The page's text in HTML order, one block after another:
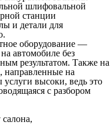
шлифовальной
станции
и детали для
оборудование —
автомобиле без
результатом. Также на
направленные на
высоки, ведь это
с разбором